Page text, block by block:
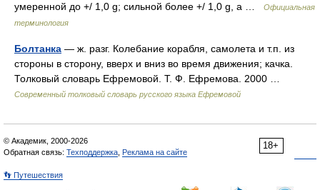
умеренной до +/ 1,0 g; сильной более +/ 1,0 g, а …
Официальная
терминология
Болтанка — ж. разг. Колебание корабля, самолета и т.п. из
стороны в сторону, вверх и вниз во время движения; качка.
Толковый словарь Ефремовой. Т. Ф. Ефремова. 2000 …
Современный толковый словарь русского языка Ефремовой
18+
© Академик, 2000-2026
Обратная связь: Техподдержка Реклама на сайте
👣 Путешествия